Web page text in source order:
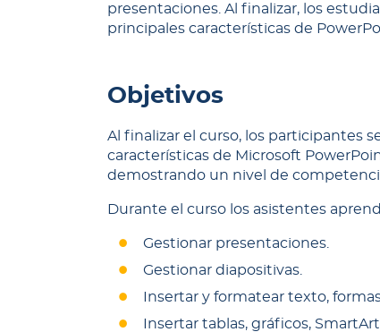
presentaciones. Al finalizar, los
principales características de
Objetivos
Al finalizar el curso, los participantes
características de Microsoft
demostrando un nivel de
Durante el curso los asistentes
Gestionar presentaciones.
Gestionar diapositivas.
Insertar y formatear texto,
Insertar tablas, gráficos,